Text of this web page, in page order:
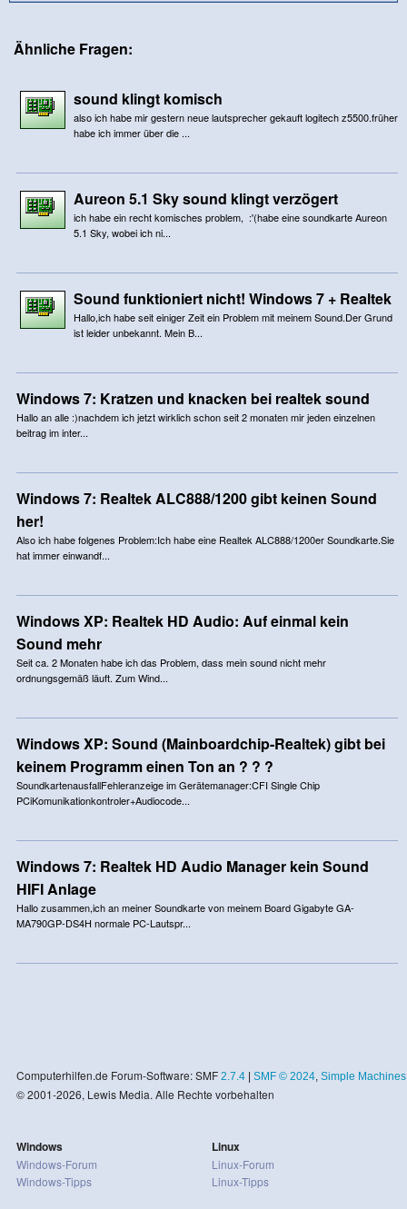
Ähnliche Fragen:
sound klingt komisch
also ich habe mir gestern neue lautsprecher gekauft logitech z5500.früher
habe ich immer über die ...
Aureon 5.1 Sky sound klingt verzögert
ich habe ein recht komisches problem, :'(habe eine soundkarte Aureon
5.1 Sky, wobei ich ni...
Sound funktioniert nicht! Windows 7 + Realtek
Hallo,ich habe seit einiger Zeit ein Problem mit meinem Sound.Der Grund
ist leider unbekannt. Mein B...
Windows 7: Kratzen und knacken bei realtek sound
Hallo an alle :)nachdem ich jetzt wirklich schon seit 2 monaten mir jeden einzelnen
beitrag im inter...
Windows 7: Realtek ALC888/1200 gibt keinen Sound
her!
Also ich habe folgenes Problem:Ich habe eine Realtek ALC888/1200er Soundkarte.Sie
hat immer einwandf...
Windows XP: Realtek HD Audio: Auf einmal kein
Sound mehr
Seit ca. 2 Monaten habe ich das Problem, dass mein sound nicht mehr
ordnungsgemäß läuft. Zum Wind...
Windows XP: Sound (Mainboardchip-Realtek) gibt bei
keinem Programm einen Ton an ? ? ?
SoundkartenausfallFehleranzeige im Gerätemanager:CFI Single Chip
PCiKomunikationkontroler+Audiocode...
Windows 7: Realtek HD Audio Manager kein Sound
HIFI Anlage
Hallo zusammen,ich an meiner Soundkarte von meinem Board Gigabyte GA-
MA790GP-DS4H normale PC-Lautspr...
Computerhilfen.de Forum-Software: SMF 2.7.4| SMF © 2024, Simple Machines
© 2001-2026, Lewis Media. Alle Rechte vorbehalten
Windows
Windows-Forum
Windows-Tipps
Linux
Linux-Forum
Linux-Tipps